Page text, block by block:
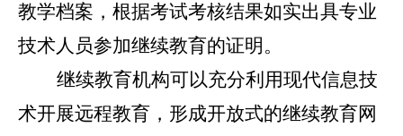
教学档案，根据考试考核结果如实出具专业
技术人员参加继续教育的证明。
继续教育机构可以充分利用现代信息技
术开展远程教育，形成开放式的继续教育网